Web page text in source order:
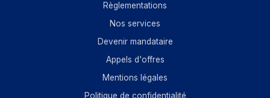
Règlementations
Nos services
Devenir mandataire
Appels d'offres
Mentions légales
Politique de confidentialité